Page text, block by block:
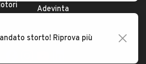
Adevinta
SEGUICI
storto! Riprova più